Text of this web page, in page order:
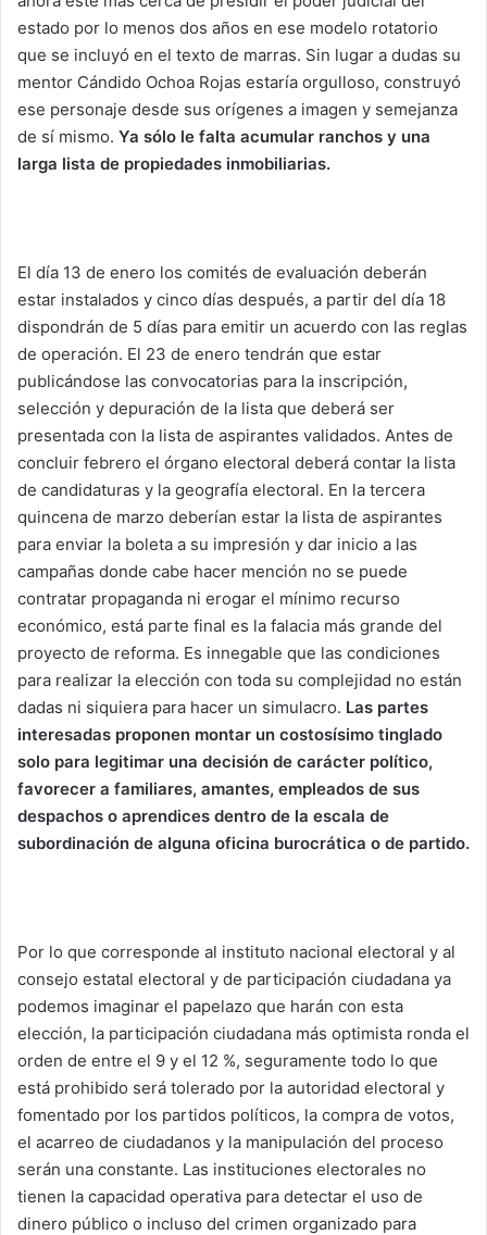
estado por lo menos dos años en ese modelo rotatorio
que se incluyó en el texto de marras. Sin lugar a dudas su
mentor Cándido Ochoa Rojas estaría orgulloso, construyó
ese personaje desde sus orígenes a imagen y semejanza
de sí mismo. Ya sólo le falta acumular ranchos y una
larga lista de propiedades inmobiliarias.
El día 13 de enero los comités de evaluación deberán
estar instalados y cinco días después, a partir del día 18
dispondrán de 5 días para emitir un acuerdo con las reglas
de operación. El 23 de enero tendrán que estar
publicándose las convocatorias para la inscripción,
selección y depuración de la lista que deberá ser
presentada con la lista de aspirantes validados. Antes de
concluir febrero el órgano electoral deberá contar la lista
de candidaturas y la geografía electoral. En la tercera
quincena de marzo deberían estar la lista de aspirantes
para enviar la boleta a su impresión y dar inicio a las
campañas donde cabe hacer mención no se puede
contratar propaganda ni erogar el mínimo recurso
económico, está parte final es la falacia más grande del
proyecto de reforma. Es innegable que las condiciones
para realizar la elección con toda su complejidad no están
dadas ni siquiera para hacer un simulacro. Las partes
interesadas proponen montar un costosísimo tinglado
solo para legitimar una decisión de carácter político,
favorecer a familiares, amantes, empleados de sus
despachos o aprendices dentro de la escala de
subordinación de alguna oficina burocrática o de partido.
Por lo que corresponde al instituto nacional electoral y al
consejo estatal electoral y de participación ciudadana ya
podemos imaginar el papelazo que harán con esta
elección, la participación ciudadana más optimista ronda el
orden de entre el 9 y el 12 %, seguramente todo lo que
está prohibido será tolerado por la autoridad electoral y
fomentado por los partidos políticos, la compra de votos,
el acarreo de ciudadanos y la manipulación del proceso
serán una constante. Las instituciones electorales no
tienen la capacidad operativa para detectar el uso de
dinero público o incluso del crimen organizado para